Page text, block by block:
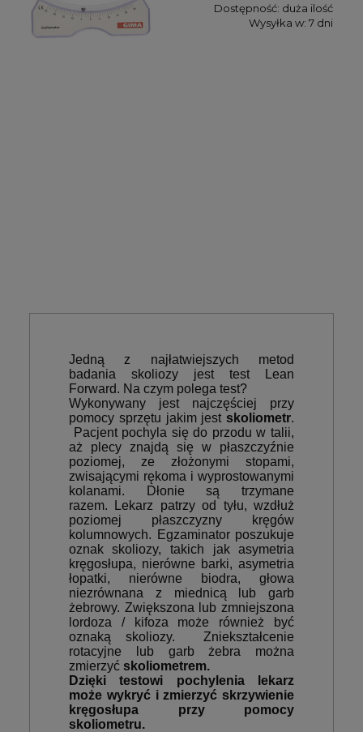
Dostępność: duża ilość
Wysyłka w: 7 dni
Jedną z najłatwiejszych metod
badania skoliozy jest test Lean
Forward. Na czym polega test?
Wykonywany jest najczęściej przy
pomocy sprzętu jakim jestskoliometr.
Pacjent pochyla się do przodu w talii,
aż plecy znajdą się w płaszczyźnie
poziomej, ze złożonymi stopami,
zwisającymi rękoma i wyprostowanymi
kolanami. Dłonie są trzymane
razem. Lekarz patrzy od tyłu, wzdłuż
poziomej płaszczyzny kręgów
kolumnowych. Egzaminator poszukuje
oznak skoliozy, takich jak asymetria
kręgosłupa, nierówne barki, asymetria
łopatki, nierówne biodra, głowa
niezrównana z miednicą lub garb
żebrowy. Zwiększona lub zmniejszona
lordoza / kifoza może również być
oznaką skoliozy. Zniekształcenie
rotacyjne lub garb żebra można
zmierzyć skoliometrem.
Dzięki testowi pochylenia lekarz
może wykryć i zmierzyć skrzywienie
kręgosłupa przy pomocy
skoliometru.